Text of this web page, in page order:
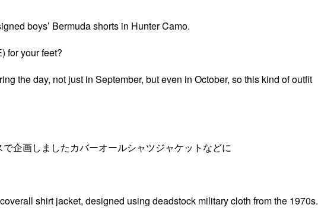
boys’ Bermuda shorts in Hunter Camo.
for your feet?
the day, not just in September, but even in October, so this kind of outfit
企画しましたカバーオールシャツジャケットなどに
shirt jacket, designed using deadstock military cloth from the 1970s.